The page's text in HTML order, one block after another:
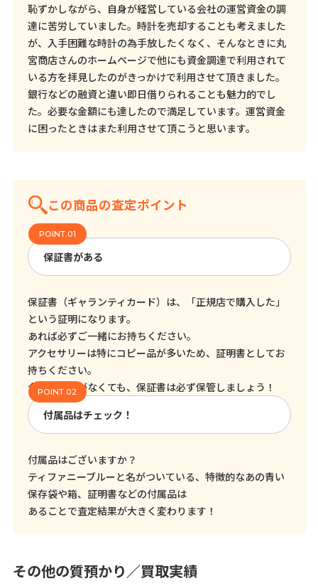
恥ずかしながら、自身が経営している会社の運営資金の調
達に苦労していました。時計を売却することも考えました
が、入手困難な時計の為手放したくなく、そんなときに丸
宮商店さんのホームページで他にも資金調達で利用されて
いる方を拝見したのがきっかけで利用させて頂きました。
銀行などの融資と違い即日借りられることも魅力的でし
た。必要な金額にも達したので満足しています。運営資金
に困ったときはまた利用させて頂こうと思います。
この商品の査定ポイント
保証書がある
保証書（ギャランティカード）は、「正規店で購入した」
という証明になります。
あれば必ずご一緒にお持ちください。
アクセサリーは特にコピー品が多いため、証明書としてお
持ちください。
今売る予定がなくても、保証書は必ず保管しましょう！
付属品はチェック！
付属品はございますか？
ティファニーブルーと名がついている、特徴的なあの青い
保存袋や箱、証明書などの付属品は
あることで査定結果が大きく変わります！
その他の質預かり／買取実績